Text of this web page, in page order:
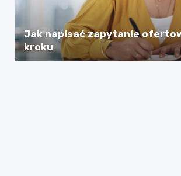
Jak napisać zapytanie
kroku